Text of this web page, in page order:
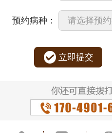
预约病种：
立即提交